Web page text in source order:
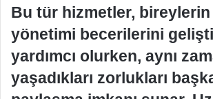
Bu tür hizmetler,
yönetimi becerilerini
yardımcı olurken, aynı
yaşadıkları zorlukları